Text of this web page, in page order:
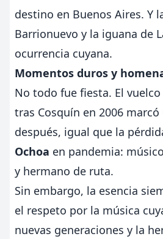
destino en Buenos Aires. Y
Barrionuevo y la iguana de
ocurrencia cuyana.
Momentos duros y
No todo fue fiesta. El
tras Cosquín en 2006
después, igual que la
Ochoa en pandemia:
y hermano de ruta.
Sin embargo, la esencia
el respeto por la música
nuevas generaciones y la